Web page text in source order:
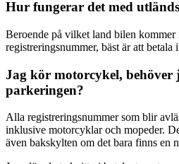
Hur fungerar det med
Beroende på vilket land bilen
registreringsnummer, bäst är att betala
Jag kör motorcykel, behöver
parkeringen?
Alla registreringsnummer som blir
inklusive motorcyklar och mopeder.
även bakskylten om det bara finns en